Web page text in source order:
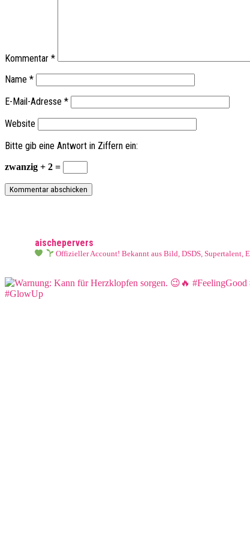
Kommentar *
Name *
E-Mail-Adresse *
Website
Bitte gib eine Antwort in Ziffern ein:
zwanzig + 2 =
aischepervers
Offizieller Account! Bekannt aus Bild, DSDS, Supertalent,